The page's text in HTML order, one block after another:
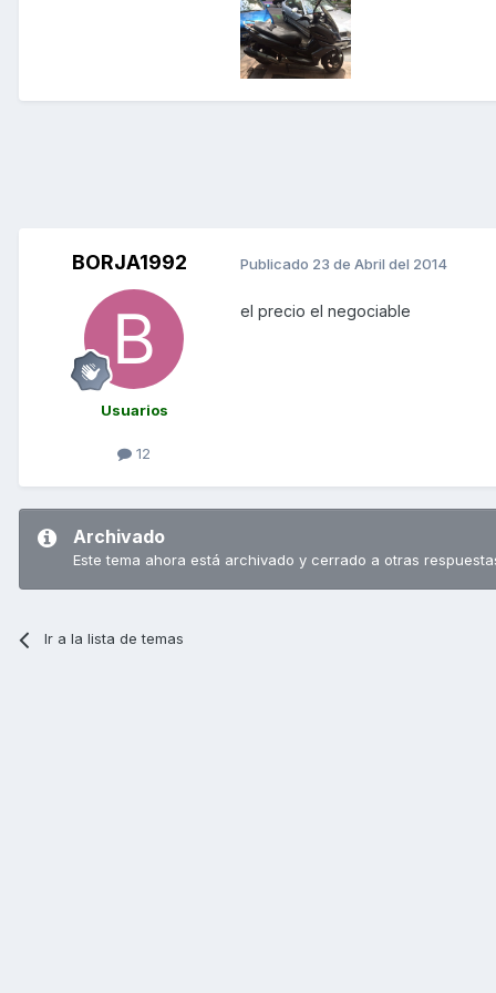
BORJA1992
Usuarios
12
Publicado 23 de Abril del 2014
el precio el negociable
Archivado
Este tema ahora está archivado y cerrado a otras
Ir a la lista de temas